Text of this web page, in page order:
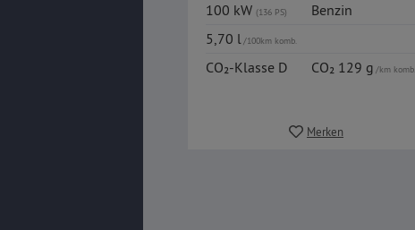
100 kW (136 PS)
Benzin
5,70 l/100km komb.
CO₂-Klasse D CO₂ 129 g/km komb.
Merken